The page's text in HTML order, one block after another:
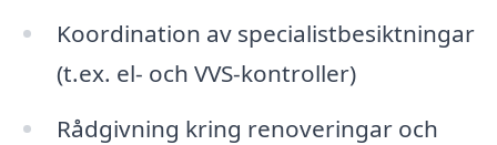
Koordination av specialistbesiktningar
(t.ex. el- och VVS-kontroller)
Rådgivning kring renoveringar och